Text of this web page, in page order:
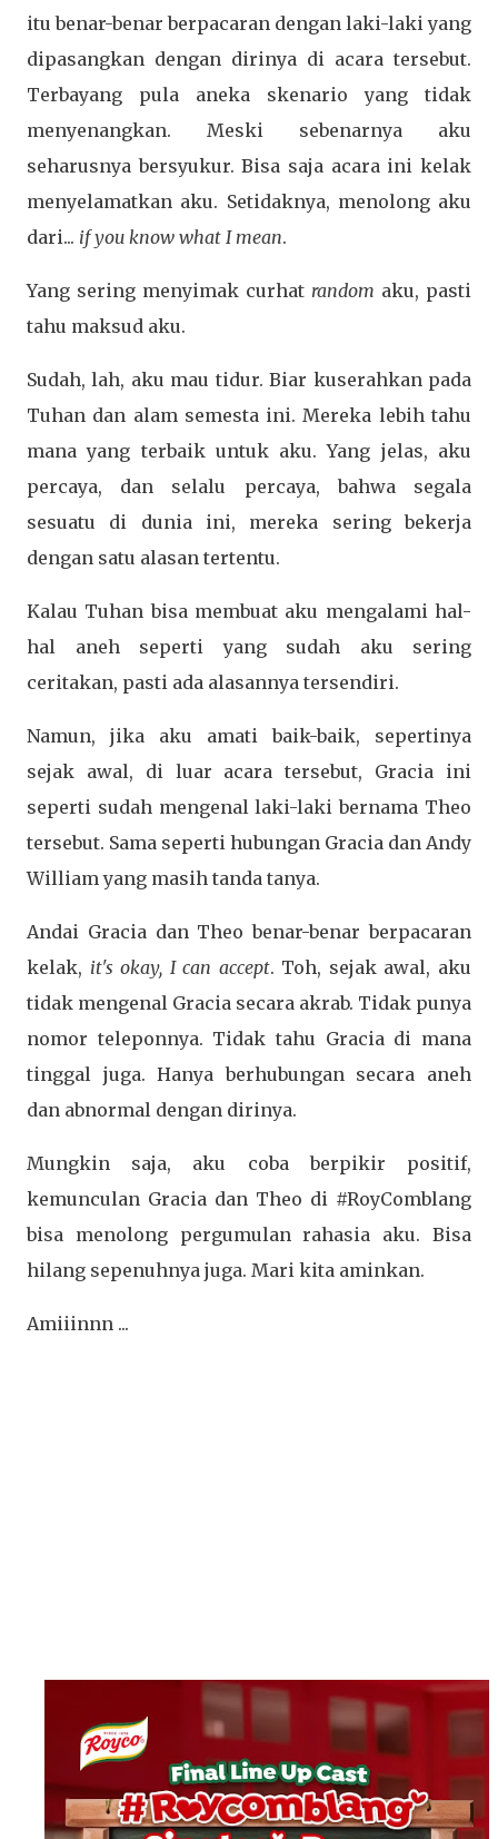
itu benar-benar berpacaran dengan laki-laki yang
dipasangkan dengan dirinya di acara tersebut.
Terbayang pula aneka skenario yang tidak
menyenangkan. Meski sebenarnya aku
seharusnya bersyukur. Bisa saja acara ini kelak
menyelamatkan aku. Setidaknya, menolong aku
dari... if you know what I mean.
Yang sering menyimak curhat random aku, pasti
tahu maksud aku.
Sudah, lah, aku mau tidur. Biar kuserahkan pada
Tuhan dan alam semesta ini. Mereka lebih tahu
mana yang terbaik untuk aku. Yang jelas, aku
percaya, dan selalu percaya, bahwa segala
sesuatu di dunia ini, mereka sering bekerja
dengan satu alasan tertentu.
Kalau Tuhan bisa membuat aku mengalami hal-
hal aneh seperti yang sudah aku sering
ceritakan, pasti ada alasannya tersendiri.
Namun, jika aku amati baik-baik, sepertinya
sejak awal, di luar acara tersebut, Gracia ini
seperti sudah mengenal laki-laki bernama Theo
tersebut. Sama seperti hubungan Gracia dan Andy
William yang masih tanda tanya.
Andai Gracia dan Theo benar-benar berpacaran
kelak, it's okay, I can accept. Toh, sejak awal, aku
tidak mengenal Gracia secara akrab. Tidak punya
nomor teleponnya. Tidak tahu Gracia di mana
tinggal juga. Hanya berhubungan secara aneh
dan abnormal dengan dirinya.
Mungkin saja, aku coba berpikir positif,
kemunculan Gracia dan Theo di #RoyComblang
bisa menolong pergumulan rahasia aku. Bisa
hilang sepenuhnya juga. Mari kita aminkan.
Amiiinnn ...